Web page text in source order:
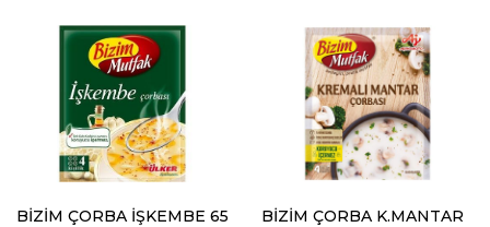
BİZİM ÇORBA İŞKEMBE 65
BİZİM ÇORBA K.MANTAR